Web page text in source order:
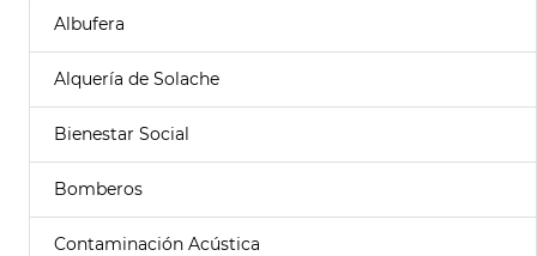
Albufera
Alquería de Solache
Bienestar Social
Bomberos
Contaminación Acústica